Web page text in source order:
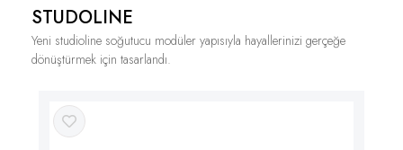
STUDOLINE
Yeni studioline soğutucu modüler yapısıyla hayallerinizi gerçeğe
dönüştürmek için tasarlandı.